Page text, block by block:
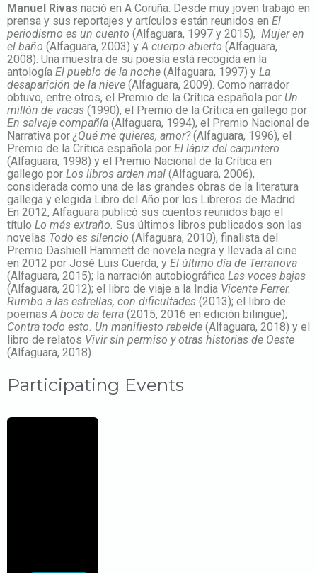
Manuel Rivas nació en A Coruña. Desde muy joven trabajó en
prensa y sus reportajes y artículos están reunidos en El
periodismo es un cuento (Alfaguara, 1997 y 2015), Mujer en
el baño (Alfaguara, 2003) y A cuerpo abierto (Alfaguara,
2008). Una muestra de su poesía está recogida en la
antología El pueblo de la noche (Alfaguara, 1997) y La
desaparición de la nieve (Alfaguara, 2009). Como narrador
obtuvo, entre otros, el Premio de la Crítica española por Un
millón de vacas (1990), el Premio de la Crítica en gallego por
En salvaje compañía (Alfaguara, 1994), el Premio Nacional de
Narrativa por ¿Qué me quieres, amor?(Alfaguara, 1996), el
Premio de la Crítica española por El lápiz del carpintero
(Alfaguara, 1998) y el Premio Nacional de la Crítica en
gallego por Los libros arden mal (Alfaguara, 2006),
considerada como una de las grandes obras de la literatura
gallega y elegida Libro del Año por los Libreros de Madrid.
En 2012, Alfaguara publicó sus cuentos reunidos bajo el
título Lo más extraño. Sus últimos libros publicados son las
novelas Todo es silencio (Alfaguara, 2010), finalista del
Premio Dashiell Hammett de novela negra y llevada al cine
en 2012 por José Luis Cuerda, y El último día de Terranova
(Alfaguara, 2015); la narración autobiográfica Las voces bajas
(Alfaguara, 2012); el libro de viaje a la India Vicente Ferrer.
Rumbo a las estrellas, con dificultades (2013); el libro de
poemas A boca da terra (2015, 2016 en edición bilingüe);
Contra todo esto. Un manifiesto rebelde (Alfaguara, 2018) y el
libro de relatos Vivir sin permiso y otras historias de Oeste
(Alfaguara, 2018).
Participating Events